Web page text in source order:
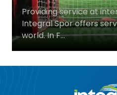
Баскетбольные Корты
Волейбольные Корты
Многофункциональные
Натуральная Трава
Providing service at
Integral Spor offers
world. In F...